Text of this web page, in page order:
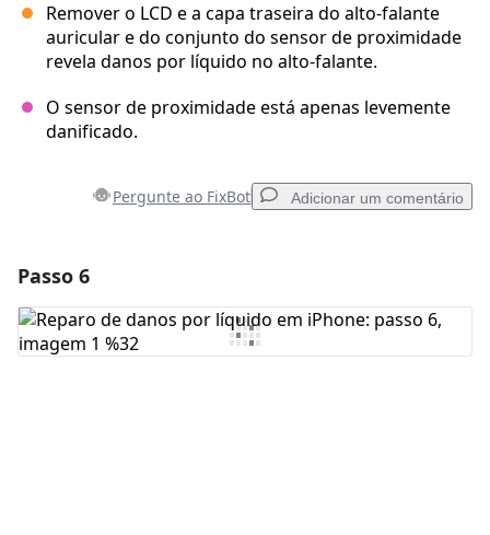
Remover o LCD e a capa traseira do alto-falante
auricular e do conjunto do sensor de proximidade
revela danos por líquido no alto-falante.
O sensor de proximidade está apenas levemente
danificado.
Pergunte ao FixBot Adicionar um comentário
Comentar
Passo 6